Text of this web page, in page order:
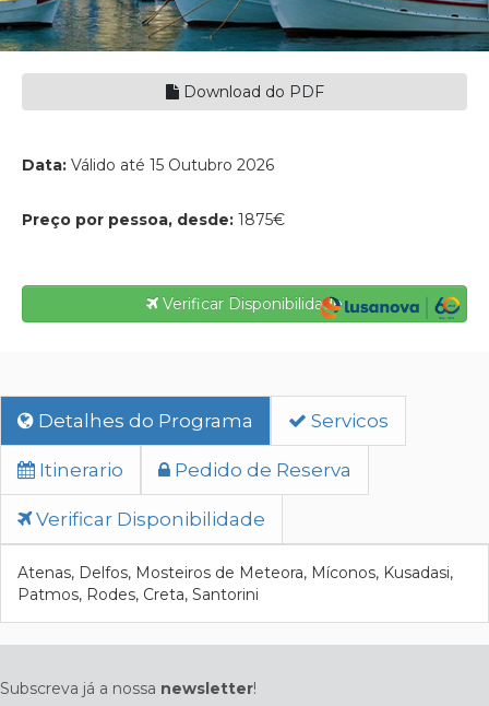
Download do PDF
Data: Válido até 15 Outubro 2026
Preço por pessoa, desde: 1875€
Verificar Disponibilidade
Detalhes do Programa Servicos
Itinerario Pedido de Reserva
Verificar Disponibilidade
Atenas, Delfos, Mosteiros de Meteora, Míconos, Kusadasi,
Patmos, Rodes, Creta, Santorini
Subscreva já a nossa newsletter!